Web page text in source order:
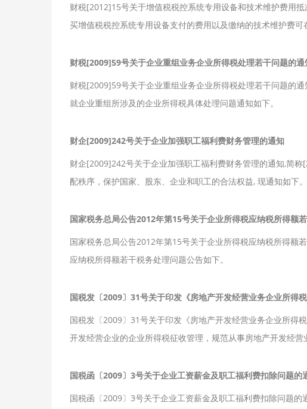
财税[2012]15号关于增值税税控系统专用设备和技术维护费用
买增值税税控系统专用设备支付的费用以及缴纳的技术维护费可
财税[2009]59号关于企业重组业务企业所得税处理若干问题的通
财税[2009]59号关于企业重组业务企业所得税处理若干问题的
就企业重组所涉及的企业所得税具体处理问题通知如下。
财企[2009]242号关于企业加强职工福利费财务管理的通知
财企[2009]242号关于企业加强职工福利费财务管理的通知,简
配秩序，保护国家、股东、企业和职工的合法权益, 现通知如下。
国家税务总局公告2012年第15号关于企业所得税应纳税所得额
国家税务总局公告2012年第15号关于企业所得税应纳税所得额
应纳税所得额若干税务处理问题公告如下。
国税发〔2009〕31号关于印发《房地产开发经营业务企业所得
国税发〔2009〕31号关于印发《房地产开发经营业务企业所得
开发经营企业的企业所得税征收管理，规范从事房地产开发经营
国税函〔2009〕3号关于企业工资薪金及职工福利费扣除问题的
国税函〔2009〕3号关于企业工资薪金及职工福利费扣除问题